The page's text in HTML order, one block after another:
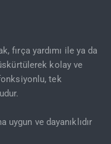
fırça yardımı ile ya da
kolay ve
tek
uygun ve dayanıklıdır